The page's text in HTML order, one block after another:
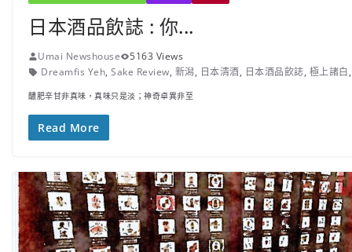
日本酒品飲誌 : 你...
Umai Newshouse
5163 Views
Dreamfis Yeh, Sake Review, 新潟, 日本清酒, 日本酒品飲誌, 極上諸白
醲肥辛甘非真味，真味只是淡；神奇卓異非至
Read More